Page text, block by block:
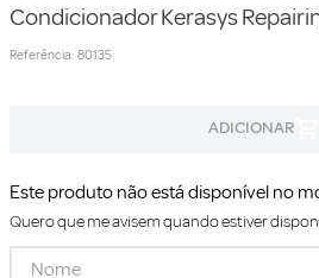
Condicionador Kerasys
Referência: 80135
Este produto não está disponível no
Quero que me avisem quando estiver